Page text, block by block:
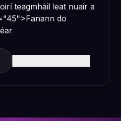
teagmháil leat nuair a
do